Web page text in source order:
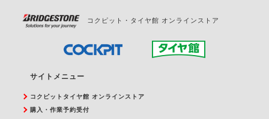
コクピット・タイヤ館 オンラインストア
サイトメニュー
コクピットタイヤ館 オンラインストア
購入・作業予約受付